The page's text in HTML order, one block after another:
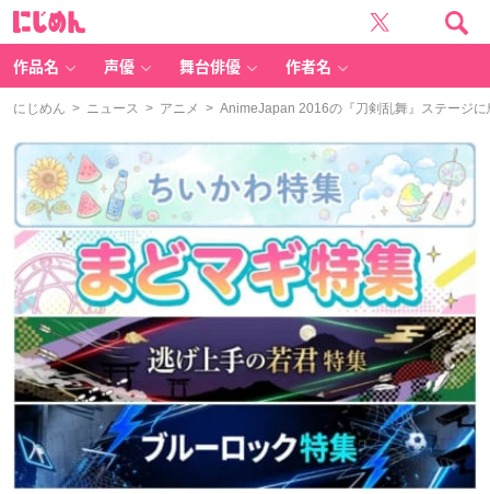
作品名 声優 舞台俳優 作者名
にじめん > ニュース > アニメ > AnimeJapan 2016の『刀剣乱舞』ステージ